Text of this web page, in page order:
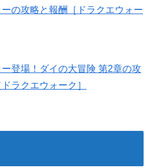
の攻略と報酬［ドラクエウォー
登場！ダイの大冒険 第2章の攻
ラクエウォーク］